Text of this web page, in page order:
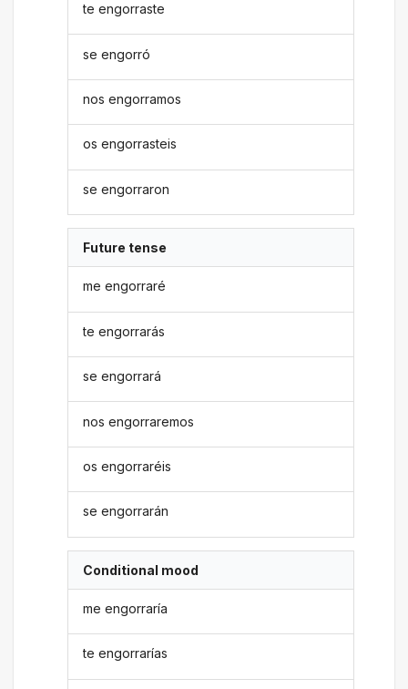
te engorraste
se engorró
nos engorramos
os engorrasteis
se engorraron
Future tense
me engorraré
te engorrarás
se engorrará
nos engorraremos
os engorraréis
se engorrarán
Conditional mood
me engorraría
te engorrarías